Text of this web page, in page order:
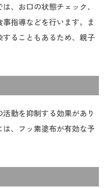
、お口の状態チェック、
指導などを行います。ま
ることもあるため、親子
動を抑制する効果があり
、フッ素塗布が有効な予